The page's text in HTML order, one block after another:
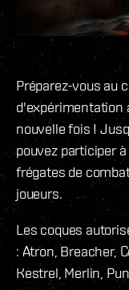
Préparez-vous au
d'expérimentation
nouvelle fois !
pouvez participer
frégates de
joueurs.
Les coques
: Atron, Breacher,
Kestrel, Merlin,